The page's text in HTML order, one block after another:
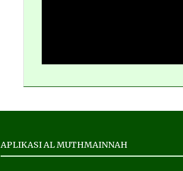
APLIKASI AL MUTHMAINNAH